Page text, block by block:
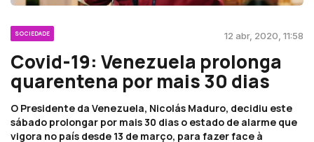
SOCIEDADE 12 abr, 2020, 11:58
Covid-19: Venezuela prolonga
quarentena por mais 30 dias
O Presidente da Venezuela, Nicolás Maduro, decidiu este
sábado prolongar por mais 30 dias o estado de alarme que
vigora no país desde 13 de março, para fazer face à